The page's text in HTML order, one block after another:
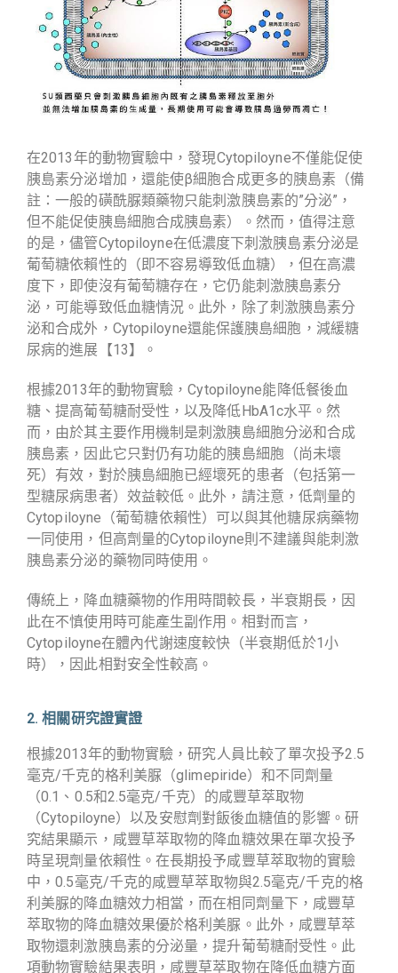
在2013年的動物實驗中，發現Cytopiloyne不僅能促使
胰島素分泌增加，還能使β細胞合成更多的胰島素（備
註：一般的磺酰脲類藥物只能刺激胰島素的”分泌”，
但不能促使胰島細胞合成胰島素）。然而，值得注意
的是，儘管Cytopiloyne在低濃度下刺激胰島素分泌是
葡萄糖依賴性的（即不容易導致低血糖），但在高濃
度下，即使沒有葡萄糖存在，它仍能刺激胰島素分
泌，可能導致低血糖情況。此外，除了刺激胰島素分
泌和合成外，Cytopiloyne還能保護胰島細胞，減緩糖
尿病的進展【13】。
根據2013年的動物實驗，Cytopiloyne能降低餐後血
糖、提高葡萄糖耐受性，以及降低HbA1c水平。然
而，由於其主要作用機制是刺激胰島細胞分泌和合成
胰島素，因此它只對仍有功能的胰島細胞（尚未壞
死）有效，對於胰島細胞已經壞死的患者（包括第一
型糖尿病患者）效益較低。此外，請注意，低劑量的
Cytopiloyne（葡萄糖依賴性）可以與其他糖尿病藥物
一同使用，但高劑量的Cytopiloyne則不建議與能刺激
胰島素分泌的藥物同時使用。
傳統上，降血糖藥物的作用時間較長，半衰期長，因
此在不慎使用時可能產生副作用。相對而言，
Cytopiloyne在體內代謝速度較快（半衰期低於1小
時），因此相對安全性較高。
2. 相關研究證實證
根據2013年的動物實驗，研究人員比較了單次投予2.5
毫克/千克的格利美脲（glimepiride）和不同劑量
（0.1、0.5和2.5毫克/千克）的咸豐草萃取物
（Cytopiloyne）以及安慰劑對飯後血糖值的影響。研
究結果顯示，咸豐草萃取物的降血糖效果在單次投予
時呈現劑量依賴性。在長期投予咸豐草萃取物的實驗
中，0.5毫克/千克的咸豐草萃取物與2.5毫克/千克的格
利美脲的降血糖效力相當，而在相同劑量下，咸豐草
萃取物的降血糖效果優於格利美脲。此外，咸豐草萃
取物還刺激胰島素的分泌量，提升葡萄糖耐受性。此
項動物實驗結果表明，咸豐草萃取物在降低血糖方面